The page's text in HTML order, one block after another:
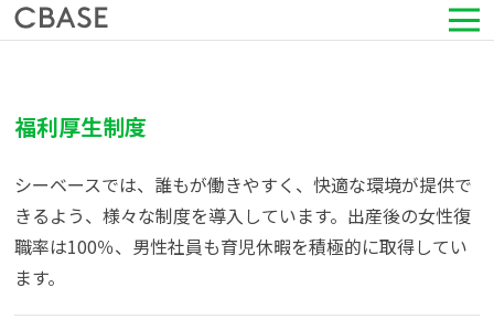
活用シーン
導入事例
セミナー情報
福利厚生制度
シーベースでは、誰もが働きやすく、快適な環境が提供で
きるよう、様々な制度を導入しています。出産後の女性復
職率は100％、男性社員も育児休暇を積極的に取得してい
ます。